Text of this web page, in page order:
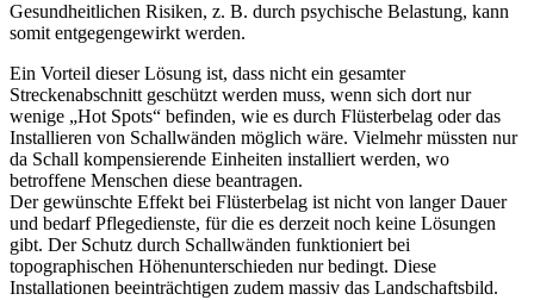
Gesundheitlichen Risiken, z. B. durch psychische Belastung, kann
somit entgegengewirkt werden.
Ein Vorteil dieser Lösung ist, dass nicht ein gesamter
Streckenabschnitt geschützt werden muss, wenn sich dort nur
wenige „Hot Spots“ befinden, wie es durch Flüsterbelag oder das
Installieren von Schallwänden möglich wäre. Vielmehr müssten nur
da Schall kompensierende Einheiten installiert werden, wo
betroffene Menschen diese beantragen.
Der gewünschte Effekt bei Flüsterbelag ist nicht von langer Dauer
und bedarf Pflegedienste, für die es derzeit noch keine Lösungen
gibt. Der Schutz durch Schallwänden funktioniert bei
topographischen Höhenunterschieden nur bedingt. Diese
Installationen beeinträchtigen zudem massiv das Landschaftsbild.